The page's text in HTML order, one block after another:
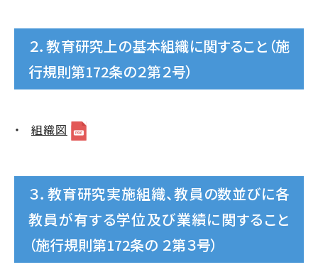
２．教育研究上の基本組織に関すること（施
行規則第172条の２第２号）
組織図
３．教育研究実施組織、教員の数並びに各
教員が有する学位及び業績に関すること
（施行規則第172条の ２第３号）